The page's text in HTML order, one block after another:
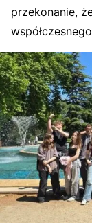
przekonanie,